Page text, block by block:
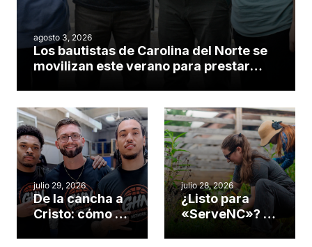
agosto 3, 2026
Los bautistas de Carolina del Norte se
movilizan este verano para prestar
julio 29, 2026
De la cancha a
Cristo: cómo el
gimnasio de
julio 28, 2026
¿Listo para
«ServeNC»? 4